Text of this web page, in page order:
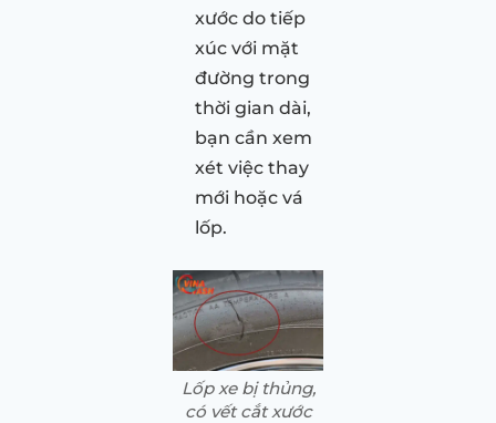
xước do tiếp
xúc với mặt
đường trong
thời gian dài,
bạn cần xem
xét việc thay
mới hoặc vá
lốp.
Lốp xe bị thủng,
có vết cắt xước